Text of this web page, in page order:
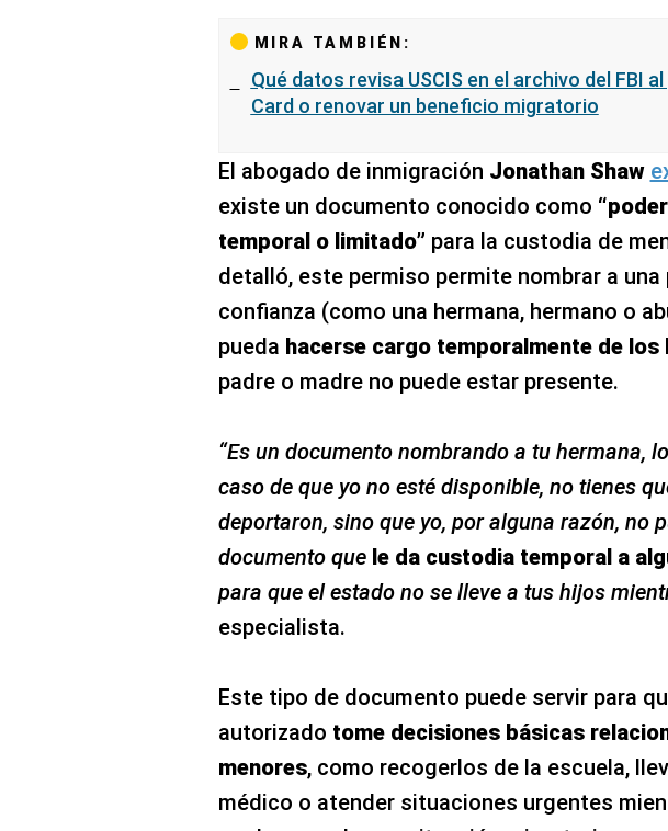
MIRA TAMBIÉN:
Qué datos revisa USCIS en el archivo del FBI
Card o renovar un beneficio migratorio
El abogado de inmigración Jonathan Shaw
existe un documento conocido como
temporal o limitado” para la custodia de
detalló, este permiso permite nombrar a una
confianza (como una hermana, hermano o
pueda hacerse cargo temporalmente de los
padre o madre no puede estar presente.
“Es un documento nombrando a tu hermana,
caso de que yo no esté disponible, no tienes
deportaron, sino que yo, por alguna razón, no
documento quele da custodia temporal a
para que el estado no se lleve a tus hijos
especialista.
Este tipo de documento puede servir para
autorizado tome decisiones básicas
menores, como recogerlos de la escuela,
médico o atender situaciones urgentes